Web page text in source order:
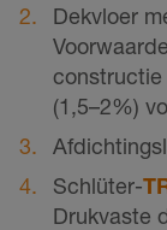
Dekvloer
constructie
(1,5–2%)
Schlüter-
Drukvaste